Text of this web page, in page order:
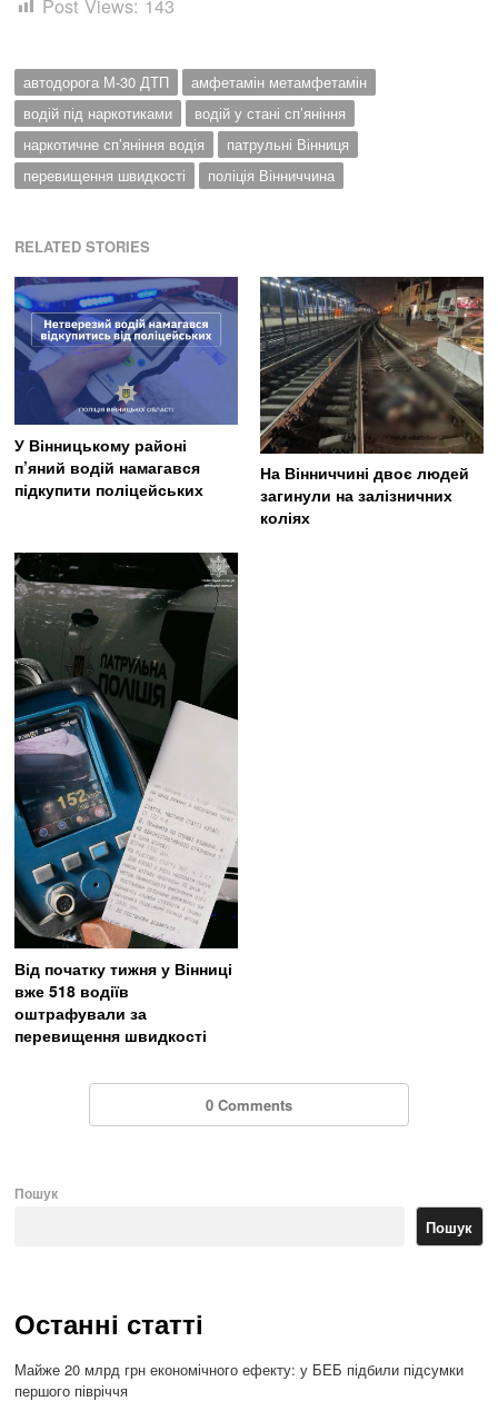
автодорога М-30 ДТП
амфетамін метамфетамін
водій під наркотиками
водій у стані сп’яніння
наркотичне сп’яніння водія
патрульні Вінниця
перевищення швидкості
поліція Вінниччина
RELATED STORIES
У Вінницькому районі
п’яний водій намагався
підкупити поліцейських
На Вінниччині двоє людей
загинули на залізничних
коліях
Від початку тижня у Вінниці
вже 518 водіїв
оштрафували за
перевищення швидкості
0 Comments
Пошук
Пошук
Останні статті
Майже 20 млрд грн економічного ефекту: у БЕБ підбили підсумки
першого півріччя